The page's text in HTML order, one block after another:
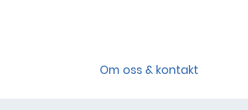
Om oss & kontakt